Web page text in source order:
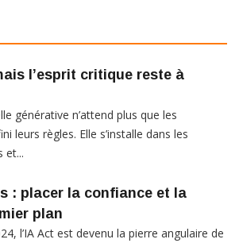
l’esprit critique reste à
générative n’attend plus que les
leurs règles. Elle s’installe dans les
et...
: placer la confiance et la
plan
l’IA Act est devenu la pierre angulaire de